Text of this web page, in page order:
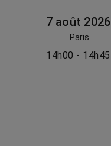
7 août 2026
Paris
14h00 - 14h45